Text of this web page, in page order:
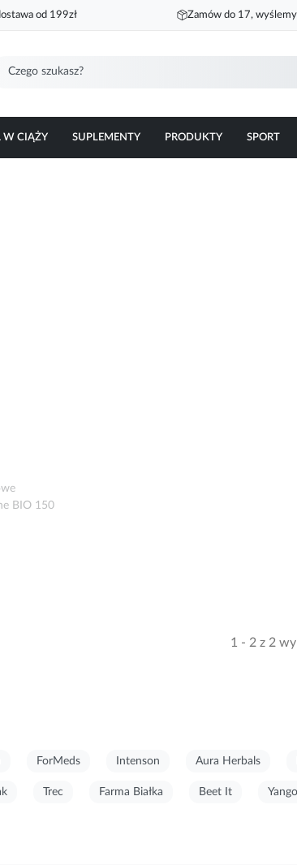
od 199zł Zamów do 17,
W CIĄŻY SUPLEMENTY PRODUKTY SPORT
BIO 150
1 - 2 z 2
ForMeds Intenson Aura Herbals
Trec Farma Białka Beet It Yango